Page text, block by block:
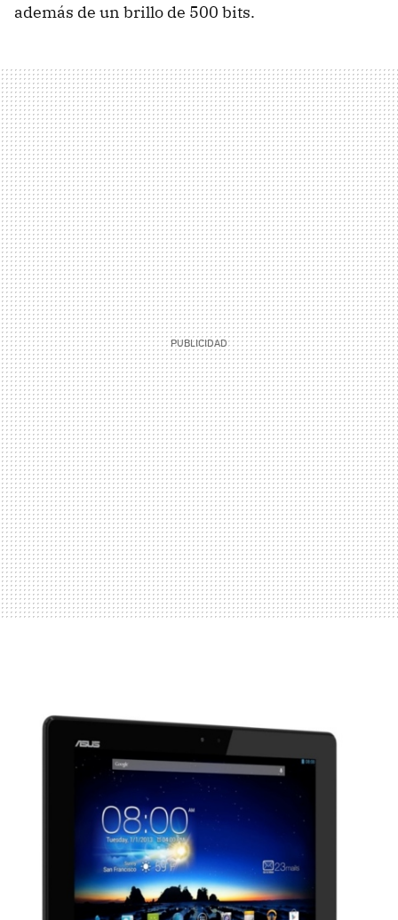
además de un brillo de 500 bits.